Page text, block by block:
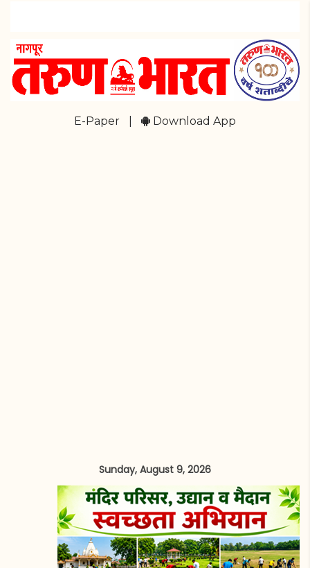
E-Paper Download App
Sunday, August 9, 2026